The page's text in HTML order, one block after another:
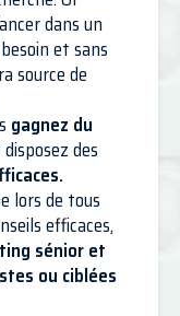
dans un
et sans
source de
gagnez du
des
lors de tous
efficaces,
sénior et
ou ciblées